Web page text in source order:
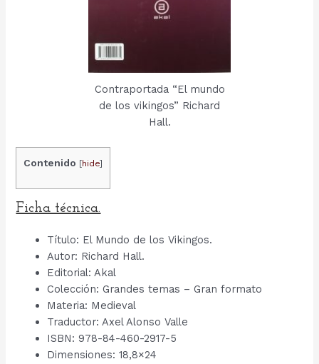
Contraportada “El mundo
de los vikingos” Richard
Hall.
Contenido [hide]
Ficha técnica.
Título: El Mundo de los Vikingos.
Autor: Richard Hall.
Editorial: Akal
Colección: Grandes temas – Gran formato
Materia: Medieval
Traductor: Axel Alonso Valle
ISBN: 978-84-460-2917-5
Dimensiones: 18,8×24